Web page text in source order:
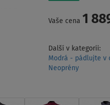
Vaše cena 1
Další v kategorii:
Modrá - pádlujte v
Neoprény